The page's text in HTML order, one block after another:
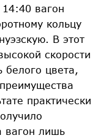
14:40 вагон
кольцу
В этот
скорости
белого цвета,
практически
вагон лишь